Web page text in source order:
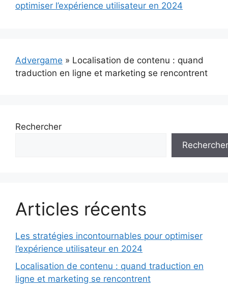
optimiser l’expérience utilisateur en 2024
Advergame » Localisation de contenu : quand
traduction en ligne et marketing se rencontrent
Rechercher
Rechercher
Articles récents
Les stratégies incontournables pour optimiser
l’expérience utilisateur en 2024
Localisation de contenu : quand traduction en
ligne et marketing se rencontrent